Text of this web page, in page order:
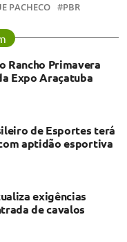
PACHECO PBR
Rancho Primavera
Expo Araçatuba
de Esportes terá
aptidão esportiva
exigências
de cavalos